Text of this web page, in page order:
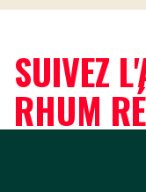
SUIVEZ
RHUM